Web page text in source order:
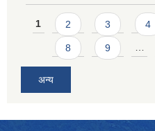
Pages
1 2 3 4
8 9 …
अन्य